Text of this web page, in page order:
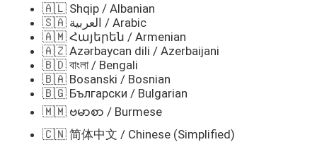
🇦🇱 Shqip / Albanian
🇸🇦 العربية / Arabic
🇦🇲 Հայերեն / Armenian
🇦🇿 Azərbaycan dili / Azerbaijani
🇧🇩 বাংলা / Bengali
🇧🇦 Bosanski / Bosnian
🇧🇬 Български / Bulgarian
🇲🇲 ဗမာစာ / Burmese
🇨🇳 简体中文 / Chinese (Simplified)